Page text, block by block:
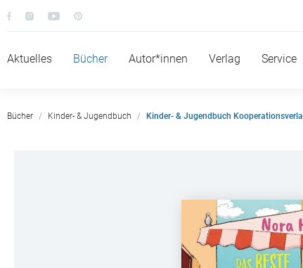
Aktuelles Bücher Autor*innen Verlag Service
Bücher Kinder- & Jugendbuch Kinder- & Jugendbuch